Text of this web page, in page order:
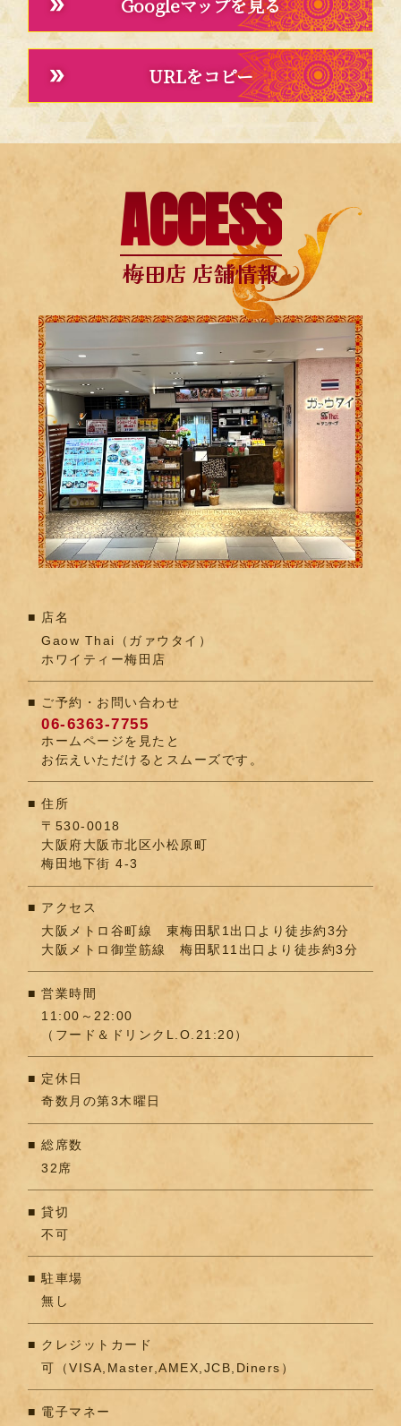
Googleマップを見る
URLをコピー
ACCESS
梅田店 店舗情報
店名
Gaow Thai（ガァウタイ）
ホワイティー梅田店
ご予約・お問い合わせ
06-6363-7755
ホームページを見たと
お伝えいただけるとスムーズです。
住所
〒530-0018
大阪府大阪市北区小松原町
梅田地下街 4-3
アクセス
大阪メトロ谷町線 東梅田駅1出口より徒歩約3分
大阪メトロ御堂筋線 梅田駅11出口より徒歩約3分
営業時間
11:00～22:00
（フード＆ドリンクL.O.21:20）
定休日
奇数月の第3木曜日
総席数
32席
貸切
不可
駐車場
無し
クレジットカード
可（VISA,Master,AMEX,JCB,Diners）
電子マネー